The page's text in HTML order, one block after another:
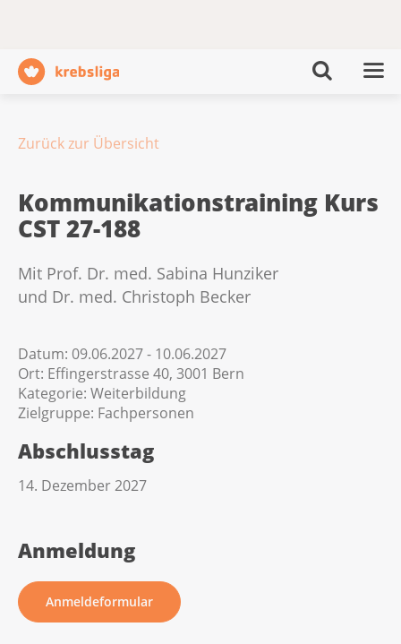
Zurück zur Übersicht
Kommunikationstraining Kurs
CST 27-188
Mit Prof. Dr. med. Sabina Hunziker
und Dr. med. Christoph Becker
Datum: 09.06.2027 - 10.06.2027
Ort: Effingerstrasse 40, 3001 Bern
Kategorie: Weiterbildung
Zielgruppe: Fachpersonen
Abschlusstag
14. Dezember 2027
Anmeldung
Anmeldeformular